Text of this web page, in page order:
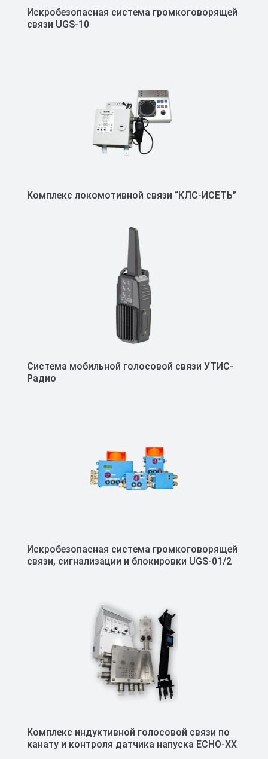
Искробезопасная система громкоговорящей
связи UGS-10
Комплекс локомотивной связи “КЛС-ИСЕТЬ”
Система мобильной голосовой связи УТИС-
Радио
Искробезопасная система громкоговорящей
связи, сигнализации и блокировки UGS-01/2
Комплекс индуктивной голосовой связи по
канату и контроля датчика напуска ECHO-XX